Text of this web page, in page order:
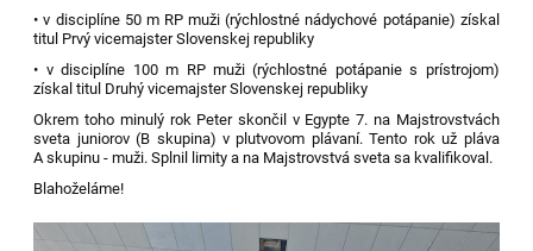
• v disciplíne 50 m RP muži (rýchlostné nádychové potápanie) získal
titul Prvý vicemajster Slovenskej republiky
• v disciplíne 100 m RP muži (rýchlostné potápanie s prístrojom)
získal titul Druhý vicemajster Slovenskej republiky
Okrem toho minulý rok Peter skončil v Egypte 7. na Majstrovstvách
sveta juniorov (B skupina) v plutvovom plávaní. Tento rok už pláva
A skupinu - muži. Splnil limity a na Majstrovstvá sveta sa kvalifikoval.
Blahoželáme!